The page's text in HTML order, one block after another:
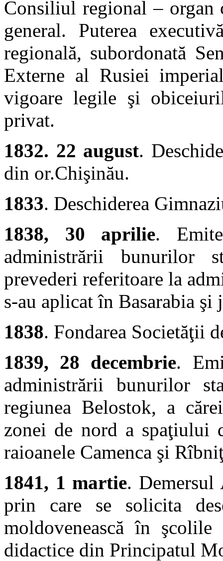
Consiliul regional – organ
general. Puterea
regională, subordonată
Externe al Rusiei
vigoare legile şi
privat.
1832. 22 august.
din or.Chişinău.
1833. Deschiderea
1838, 30 aprilie.
administrării bunurilor
prevederi referitoare la
s-au aplicat în Basarabia
1838. Fondarea Societăţii
1839, 28 decembrie.
administrării bunurilor
regiunea Belostok, a
zonei de nord a spaţiului
raioanele Camenca şi
1841, 1 martie.
prin care se solicita
moldovenească în
didactice din Principatul